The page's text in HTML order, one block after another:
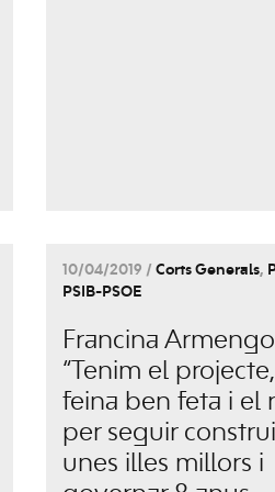
10/04/2019 / Corts Generals,
PSIB-PSOE
Francina
“Tenim el
feina ben feta i el
per seguir
unes illes millors i